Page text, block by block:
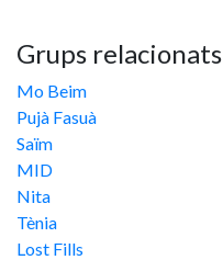
Grups relacionats
Mo Beim
Pujà Fasuà
Saïm
MID
Nita
Tènia
Lost Fills